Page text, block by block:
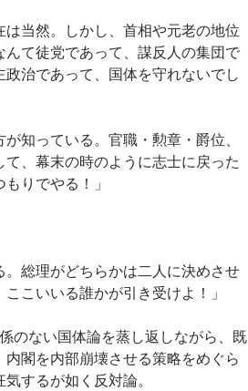
当然。しかし、首相や元老の地位
て徒党であって、謀反人の集団で
治であって、国体を守れないでし
知っている。官職・勲章・爵位、
、幕末の時のように志士に戻った
りでやる！」
総理がどちらかは二人に決めさせ
こいいる誰かが引き受けよ！」
のない国体論を蒸し返しながら、既
閣を内部崩壊させる策略をめぐら
するが如く反対論。